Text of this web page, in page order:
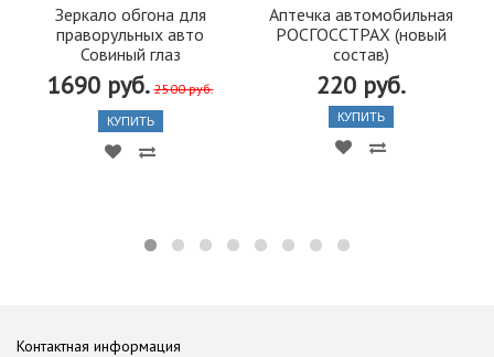
Зеркало обгона для
праворульных авто
Совиный глаз
1690 руб. 2500 руб.
КУПИТЬ
Аптечка автомобильная
РОСГОССТРАХ (новый
состав)
220 руб.
КУПИТЬ
Контактная информация